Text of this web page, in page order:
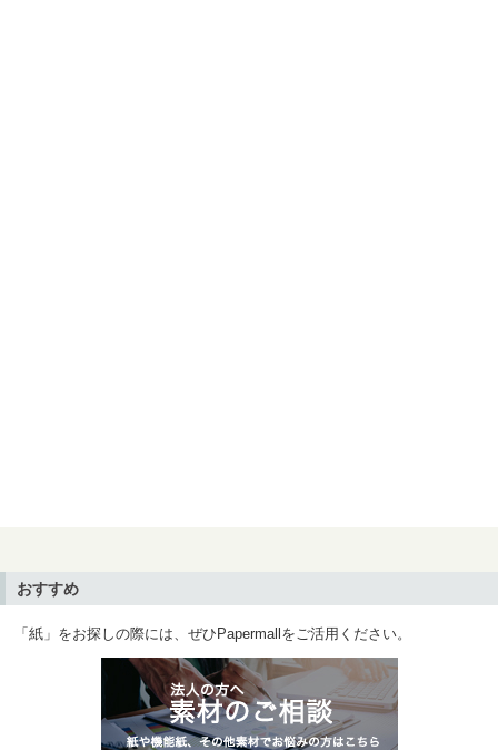
おすすめ
「紙」をお探しの際には、ぜひPapermallをご活用ください。